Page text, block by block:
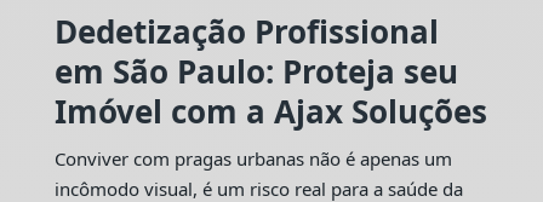
Dedetização Profissional
em São Paulo: Proteja seu
Imóvel com a Ajax Soluções
Conviver com pragas urbanas não é apenas um
incômodo visual, é um risco real para a saúde da